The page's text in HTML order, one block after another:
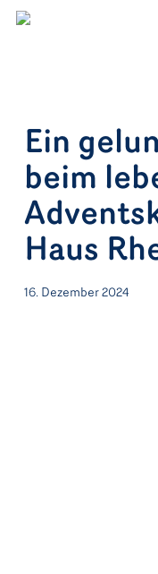
Skip
Ein
beim
Haus
16. Dezember 2024